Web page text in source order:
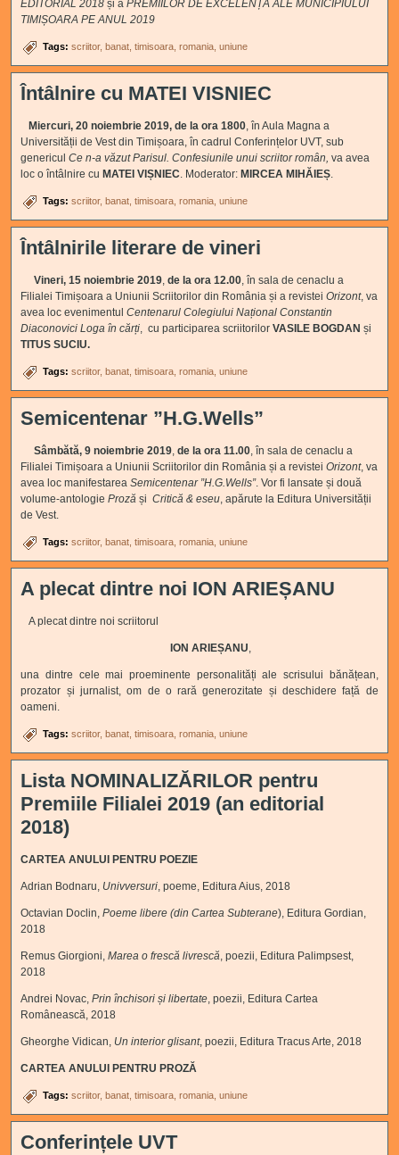
EDITORIAL 2018și a PREMIILOR DE EXCELENȚĂ ALE MUNICIPIULUI
TIMIȘOARA PE ANUL 2019
Tags:scriitor banat timisoara romania uniune
Întâlnire cu MATEI VISNIEC
Miercuri, 20 noiembrie 2019, de la ora 1800, în Aula Magna a
Universității de Vest din Timișoara, în cadrul Conferințelor UVT, sub
genericulCe n-a văzut Parisul. Confesiunile unui scriitor român,va avea
loc o întâlnire cu MATEI VIȘNIEC. Moderator: MIRCEA MIHĂIEȘ.
Tags:scriitor banat timisoara romania uniune
Întâlnirile literare de vineri
Vineri, 15 noiembrie 2019,de la ora 12.00, în sala de cenaclu a
Filialei Timișoara a Uniunii Scriitorilor din România și a revisteiOrizont, va
avea loc evenimentulCentenarul Colegiului Național Constantin
Diaconovici Loga în cărți, cu participarea scriitorilorVASILE BOGDAN și
TITUS SUCIU.
Tags:scriitor banat timisoara romania uniune
Semicentenar ”H.G.Wells”
Sâmbătă, 9 noiembrie 2019,de la ora 11.00, în sala de cenaclu a
Filialei Timișoara a Uniunii Scriitorilor din România și a revisteiOrizont, va
avea loc manifestareaSemicentenar ”H.G.Wells”. Vor fi lansate și două
volume-antologieProzăși Critică & eseu, apărute la Editura Universității
de Vest.
Tags:scriitor banat timisoara romania uniune
A plecat dintre noi ION ARIEȘANU
A plecat dintre noi scriitorul
ION ARIEȘANU,
una dintre cele mai proeminente personalități ale scrisului bănățean,
prozator și jurnalist, om de o rară generozitate și deschidere față de
oameni.
Tags:scriitor banat timisoara romania uniune
Lista NOMINALIZĂRILOR pentru
Premiile Filialei 2019 (an editorial
2018)
CARTEA ANULUI PENTRU POEZIE
Adrian Bodnaru, Univversuri, poeme, Editura Aius, 2018
Octavian Doclin,Poeme libere (din Cartea Subterane), Editura Gordian,
2018
Remus Giorgioni,Marea o frescă livrescă, poezii, Editura Palimpsest,
2018
Andrei Novac,Prin închisori și libertate, poezii, Editura Cartea
Românească, 2018
Gheorghe Vidican, Un interior glisant, poezii, Editura Tracus Arte, 2018
CARTEA ANULUI PENTRU PROZĂ
Tags:scriitor banat timisoara romania uniune
Conferințele UVT